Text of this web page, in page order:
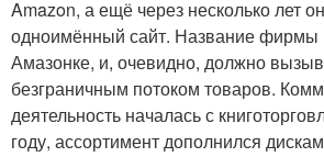
Amazon, а ещё через несколько лет
одноимённый сайт. Название фирмы
Амазонке, и, очевидно, должно
безграничным потоком товаров.
деятельность началась с
году, ассортимент дополнился